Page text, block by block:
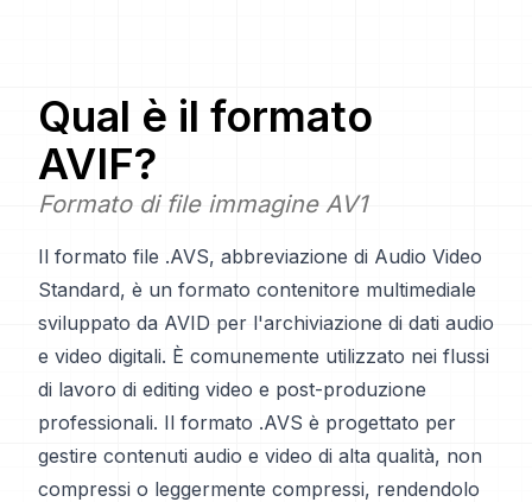
Qual è il formato
AVIF?
Formato di file immagine AV1
Il formato file .AVS, abbreviazione di Audio Video
Standard, è un formato contenitore multimediale
sviluppato da AVID per l'archiviazione di dati audio
e video digitali. È comunemente utilizzato nei flussi
di lavoro di editing video e post-produzione
professionali. Il formato .AVS è progettato per
gestire contenuti audio e video di alta qualità, non
compressi o leggermente compressi, rendendolo